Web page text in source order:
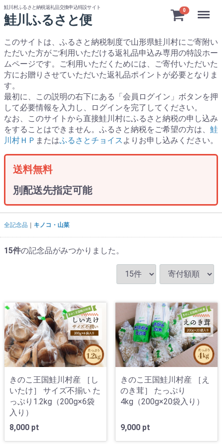
鮭川村ふるさと納税返礼品交換申込特設サイト
鮭川ふるさと便
このサイトは、ふるさと納税制度で山形県鮭川村にご寄附い
ただいた方がご利用いただける返礼品申込み専用の特設ホー
ムページです。
ご利用いただくためには、ご寄付いただいた
方にお贈りさせていただいた返礼品ポイントが必要となりま
す。
最初に、この説明の右下にある「会員ログイン」ボタンを押
して必要情報を入力し、ログインを完了してください。
なお、このサイトから直接鮭川村にふるさと納税の申し込み
をすることはできません。ふるさと納税をご希望の方は、 鮭
川村ＨＰ またはふるさとチョイス よりお申し込みください。
0
送料無料
別配送先指定可能
Menu
全記念品 キノコ・山菜
15件の記念品がみつかりました。
きのこ王国鮭川村産 ［し
いたけ］ サイズ不揃い た
っぷり1.2kg（200g×6袋
入り）
8,000 pt
きのこ王国鮭川村産 ［え
のき茸］ たっぷり
4kg（200g×20袋入り）
9,000 pt